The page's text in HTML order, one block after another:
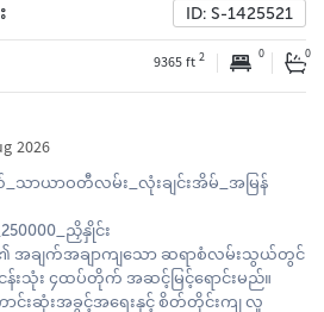
ID: S-1425521
9365 ft 2 0 0
2026
သာယာဝတီလမ်း_လုံးချင်းအိမ်_အမြန်
ညှိနှိုင်း
၏ အချက်အချာကျသော ဆရာစံလမ်းသွယ်တွင်
ငန်းသုံး ၄ထပ်တိုက် အဆင့်မြင့်ရောင်းမည်။
ာင်းဆုံးအခွင့်အရေးနှင့် စိတ်တိုင်းကျ လူ